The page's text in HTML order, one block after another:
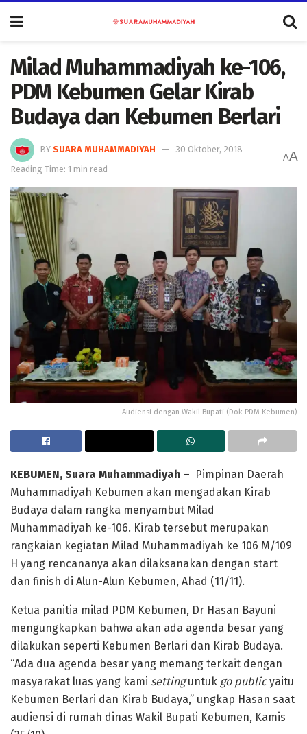
Milad Muhammadiyah ke-106,
PDM Kebumen Gelar Kirab
Budaya dan Kebumen Berlari
BY SUARA MUHAMMADIYAH
30 Oktober, 2018
Reading Time: 1 min read
AA
Audiensi dengan Wakil Bupati (Dok PDM Kebumen)
KEBUMEN, Suara Muhammadiyah – Pimpinan Daerah
Muhammadiyah Kebumen akan mengadakan Kirab
Budaya dalam rangka menyambut Milad
Muhammadiyah ke-106. Kirab tersebut merupakan
rangkaian kegiatan Milad Muhammadiyah ke 106 M/109
H yang rencananya akan dilaksanakan dengan start
dan finish di Alun-Alun Kebumen, Ahad (11/11).
Ketua panitia milad PDM Kebumen, Dr Hasan Bayuni
mengungkapkan bahwa akan ada agenda besar yang
dilakukan seperti Kebumen Berlari dan Kirab Budaya.
“Ada dua agenda besar yang memang terkait dengan
masyarakat luas yang kami settinguntuk go publicyaitu
Kebumen Berlari dan Kirab Budaya,” ungkap Hasan saat
audiensi di rumah dinas Wakil Bupati Kebumen, Kamis